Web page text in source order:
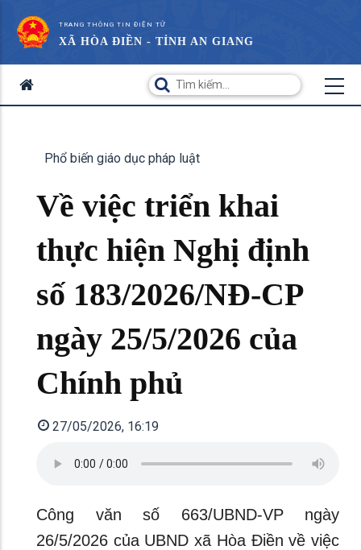
TRANG THÔNG TIN ĐIỆN TỬ
XÃ HÒA ĐIỀN - TỈNH AN GIANG
Phổ biến giáo dục pháp luật
Về việc triển khai
thực hiện Nghị định
số 183/2026/NĐ-CP
ngày 25/5/2026 của
Chính phủ
27/05/2026, 16:19
Công văn số 663/UBND-VP ngày
26/5/2026 của UBND xã Hòa Điền về việc